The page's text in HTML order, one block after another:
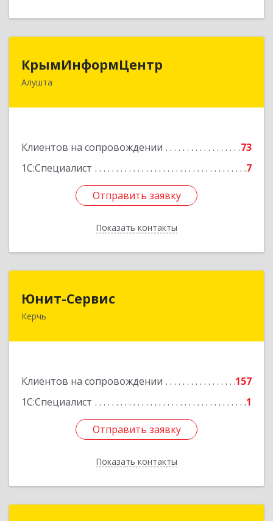
КрымИнформЦентр
Алушта
Клиентов на сопровождении
73
1С:Специалист
7
Отправить заявку
Показать контакты
298500, Крым Респ, Алушта г, Горького ул, дом
Отправить заявку
Назад
Юнит-Сервис
Керчь
Клиентов на сопровождении
157
1С:Специалист
1
Отправить заявку
Показать контакты
298300, Крым Респ, Керчь г, Кооперативный
Отправить заявку
Назад